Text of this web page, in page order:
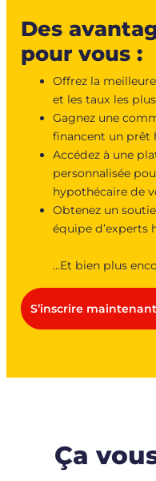
Des
pour vous :
Offrez la
et les taux les
Gagnez une
financent un prêt
Accédez à une
personnalisée
hypothécaire de
Obtenez un
équipe d’experts
…Et bien plus
S’inscrire
Ça